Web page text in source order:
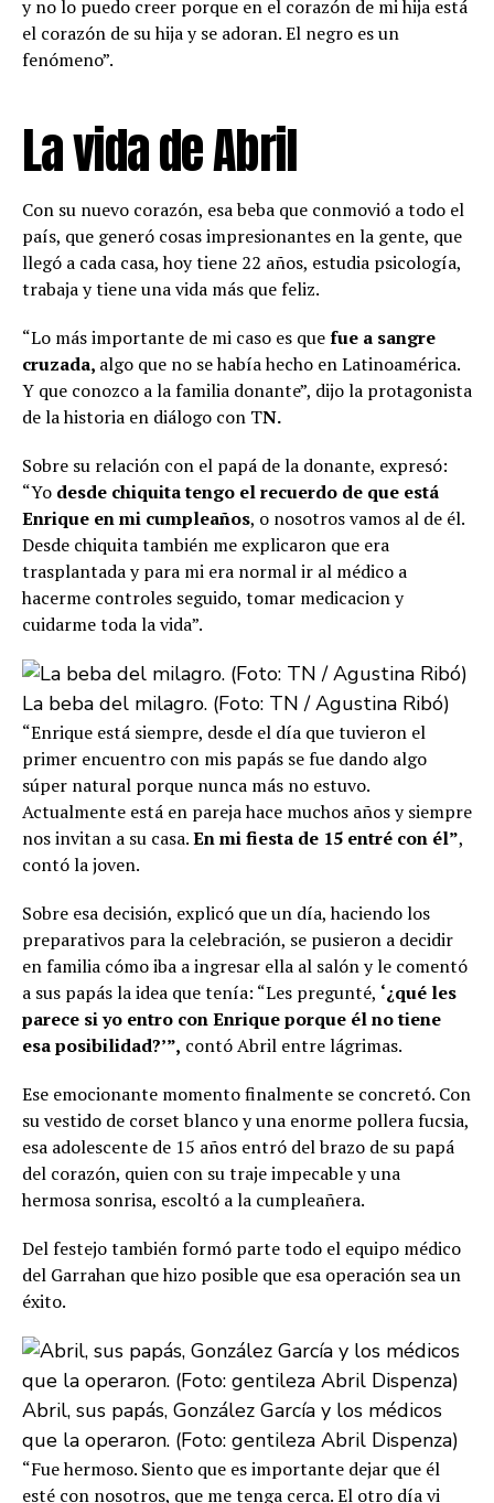
y no lo puedo creer porque en el corazón de mi hija está
el corazón de su hija y se adoran. El negro es un
fenómeno”.
La vida de Abril
Con su nuevo corazón, esa beba que conmovió a todo el
país, que generó cosas impresionantes en la gente, que
llegó a cada casa, hoy tiene 22 años, estudia psicología,
trabaja y tiene una vida más que feliz.
“Lo más importante de mi caso es quefue a sangre
cruzada, algo que no se había hecho en Latinoamérica.
Y que conozco a la familia donante”, dijo la protagonista
de la historia en diálogo con TN.
Sobre su relación con el papá de la donante, expresó:
“Yo desde chiquita tengo el recuerdo de que está
Enrique en mi cumpleaños, o nosotros vamos al de él.
Desde chiquita también me explicaron que era
trasplantada y para mi era normal ir al médico a
hacerme controles seguido, tomar medicacion y
cuidarme toda la vida”.
La beba del milagro. (Foto: TN / Agustina Ribó)
“Enrique está siempre, desde el día que tuvieron el
primer encuentro con mis papás se fue dando algo
súper natural porque nunca más no estuvo.
Actualmente está en pareja hace muchos años y siempre
nos invitan a su casa.En mi fiesta de 15 entré con él”,
contó la joven.
Sobre esa decisión, explicó que un día, haciendo los
preparativos para la celebración, se pusieron a decidir
en familia cómo iba a ingresar ella al salón y le comentó
a sus papás la idea que tenía: “Les pregunté, ‘¿qué les
parece si yo entro con Enrique porque él no tiene
esa posibilidad?’”, contó Abril entre lágrimas.
Ese emocionante momento finalmente se concretó. Con
su vestido de corset blanco y una enorme pollera fucsia,
esa adolescente de 15 años entró del brazo de su papá
del corazón, quien con su traje impecable y una
hermosa sonrisa, escoltó a la cumpleañera.
Del festejo también formó parte todo el equipo médico
del Garrahan que hizo posible que esa operación sea un
éxito.
Abril, sus papás, González García y los médicos
que la operaron. (Foto: gentileza Abril Dispenza)
“Fue hermoso. Siento que es importante dejar que él
esté con nosotros, que me tenga cerca. El otro día vi